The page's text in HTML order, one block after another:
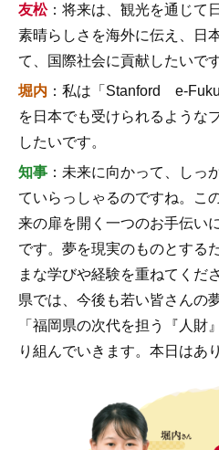
友松：将来は、観光を通じて
素晴らしさを海外に伝え、日
て、国際社会に貢献したいです
堀内 ：私は「Stanford e-
を日本でも受けられるような
したいです。
知事 ：未来に向かって、しっ
ていらっしゃるのですね。こ
来の扉を開く一つのお手伝い
です。夢を現実のものとする
まな学びや経験を重ねてくだ
県では、今後も若い皆さんの
「福岡県の次代を担う『人財
り組んでいきます。本日はあ